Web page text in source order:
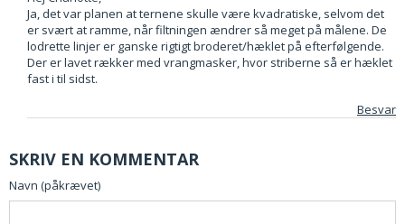
Ja, det var planen at ternene skulle være kvadratiske, selvom det
er svært at ramme, når filtningen ændrer så meget på målene. De
lodrette linjer er ganske rigtigt broderet/hæklet på efterfølgende.
Der er lavet rækker med vrangmasker, hvor striberne så er hæklet
fast i til sidst.
Besvar
SKRIV EN KOMMENTAR
Navn (påkrævet)